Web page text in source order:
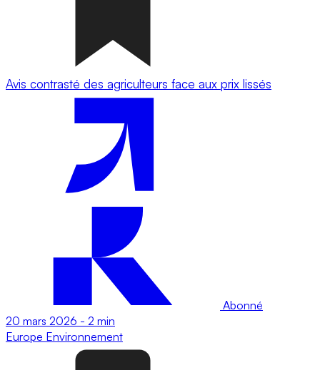
Avis contrasté des agriculteurs face aux prix lissés
Abonné
20 mars 2026 - 2 min
Europe Environnement